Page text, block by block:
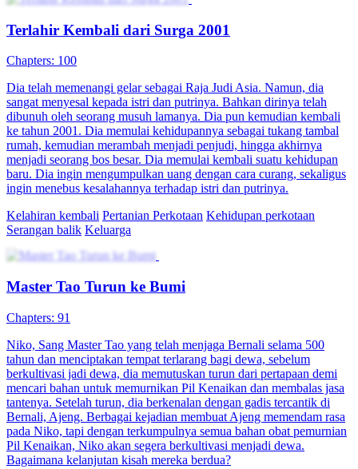
Terlahir Kembali dari Surga 2001
Chapters: 100
Dia telah memenangi gelar sebagai Raja Judi Asia. Namun, dia
sangat menyesal kepada istri dan putrinya. Bahkan dirinya telah
dibunuh oleh seorang musuh lamanya. Dia pun kemudian kembali
ke tahun 2001. Dia memulai kehidupannya sebagai tukang tambal
rumah, kemudian merambah menjadi penjudi, hingga akhirnya
menjadi seorang bos besar. Dia memulai kembali suatu kehidupan
baru. Dia ingin mengumpulkan uang dengan cara curang, sekaligus
ingin menebus kesalahannya terhadap istri dan putrinya.
Kelahiran kembali Pertanian Perkotaan Kehidupan perkotaan
Serangan balik Keluarga
Master Tao Turun ke Bumi
Chapters: 91
Niko, Sang Master Tao yang telah menjaga Bernali selama 500
tahun dan menciptakan tempat terlarang bagi dewa, sebelum
berkultivasi jadi dewa, dia memutuskan turun dari pertapaan demi
mencari bahan untuk memurnikan Pil Kenaikan dan membalas jasa
tantenya. Setelah turun, dia berkenalan dengan gadis tercantik di
Bernali, Ajeng. Berbagai kejadian membuat Ajeng memendam rasa
pada Niko, tapi dengan terkumpulnya semua bahan obat pemurnian
Pil Kenaikan, Niko akan segera berkultivasi menjadi dewa.
Bagaimana kelanjutan kisah mereka berdua?